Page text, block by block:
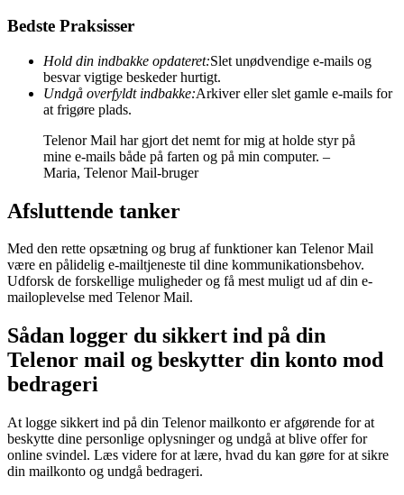
Bedste Praksisser
Hold din indbakke opdateret:Slet unødvendige e-mails og
besvar vigtige beskeder hurtigt.
Undgå overfyldt indbakke:Arkiver eller slet gamle e-mails for
at frigøre plads.
Telenor Mail har gjort det nemt for mig at holde styr på
mine e-mails både på farten og på min computer. –
Maria, Telenor Mail-bruger
Afsluttende tanker
Med den rette opsætning og brug af funktioner kan Telenor Mail
være en pålidelig e-mailtjeneste til dine kommunikationsbehov.
Udforsk de forskellige muligheder og få mest muligt ud af din e-
mailoplevelse med Telenor Mail.
Sådan logger du sikkert ind på din
Telenor mail og beskytter din konto mod
bedrageri
At logge sikkert ind på din Telenor mailkonto er afgørende for at
beskytte dine personlige oplysninger og undgå at blive offer for
online svindel. Læs videre for at lære, hvad du kan gøre for at sikre
din mailkonto og undgå bedrageri.